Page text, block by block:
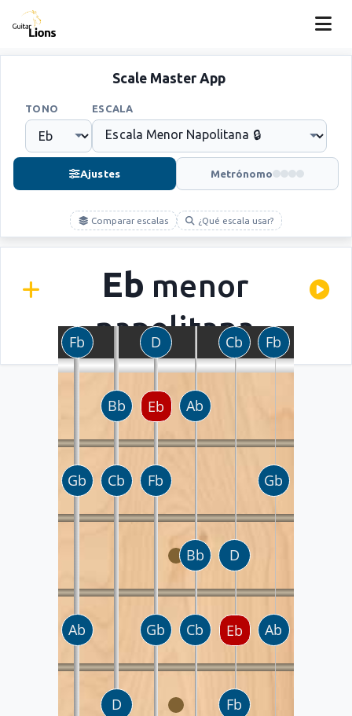
Scale Master App
TONO ESCALA
Ajustes Metrónomo
Comparar escalas ¿Qué escala usar?
Eb menor
napolitana